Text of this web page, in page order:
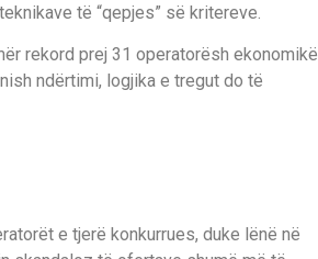
të “qepjes” së kritereve.
rekord prej 31 operatorësh ekonomikë
ndërtimi, logjika e tregut do të
e tjerë konkurrues, duke lënë në